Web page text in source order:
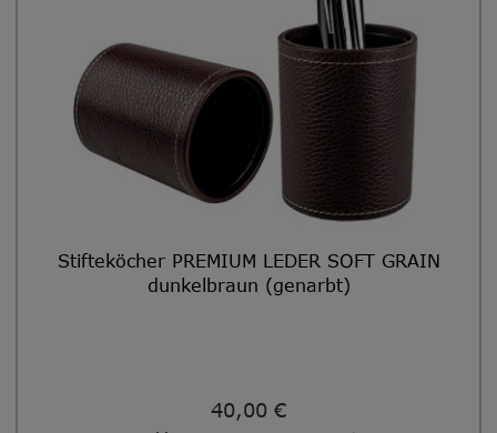
Stifteköcher PREMIUM LEDER SOFT GRAIN
dunkelbraun (genarbt)
40,00 €